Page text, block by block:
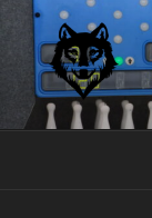
springen